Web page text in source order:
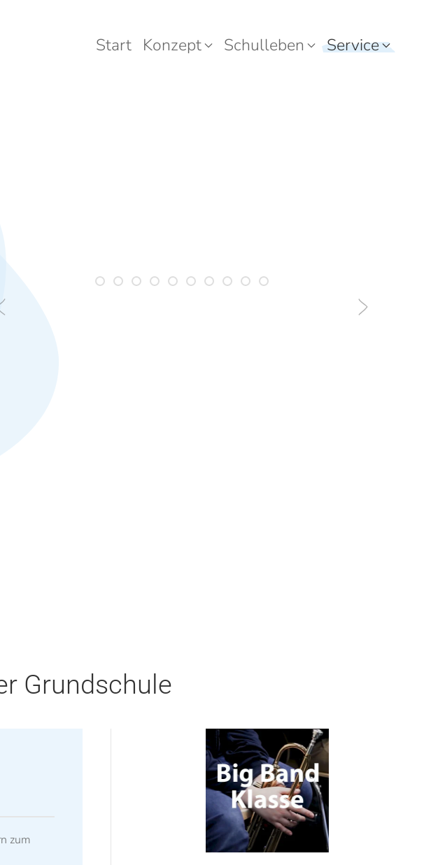
Start Konzept Schulleben Service
Grundschule
zum